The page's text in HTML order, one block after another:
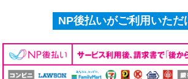
NP後払いがご利用いただ